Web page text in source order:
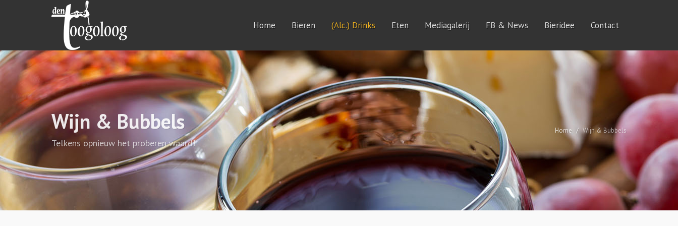
Home Bieren (Alc.) Drinks Eten Mediagalerij FB & News Bieridee Contact
Wijn & Bubbels
Telkens opnieuw het proberen waard!
Home Wijn & Bubbels